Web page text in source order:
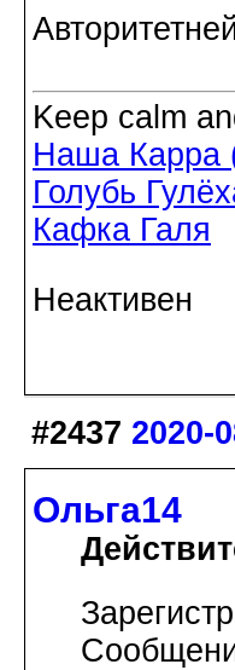
Keep calm
Наша Карра
Голубь
Кафка Галя
Неактивен
#2437 2020-
Ольга14